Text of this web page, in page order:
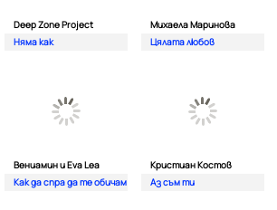
Deep Zone Project
Няма как
Михаела Маринова
Цялата любов
Вениамин и Eva Lea
Как да спра да те обичам
Кристиан Костов
Аз съм ти